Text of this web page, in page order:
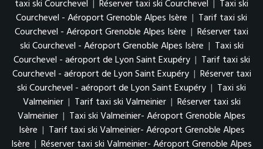
taxi ski Courchevel | Réserver taxi ski Courchevel | Taxi ski
Courchevel - Aéroport Grenoble Alpes Isère | Tarif taxi ski
Courchevel - Aéroport Grenoble Alpes Isère | Réserver taxi
ski Courchevel - Aéroport Grenoble Alpes Isère | Taxi ski
Courchevel - aéroport de Lyon Saint Exupéry | Tarif taxi ski
Courchevel - aéroport de Lyon Saint Exupéry | Réserver taxi
ski Courchevel - aéroport de Lyon Saint Exupéry | Taxi ski
Valmeinier | Tarif taxi ski Valmeinier | Réserver taxi ski
Valmeinier | Taxi ski Valmeinier- Aéroport Grenoble Alpes
Isère | Tarif taxi ski Valmeinier- Aéroport Grenoble Alpes
Isère | Réserver taxi ski Valmeinier- Aéroport Grenoble Alpes